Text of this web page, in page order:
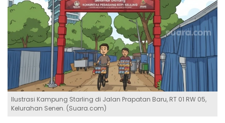
Ilustrasi Kampung Starling di Jalan Prapatan Baru, RT 01 RW 05,
Kelurahan Senen. (Suara.com)